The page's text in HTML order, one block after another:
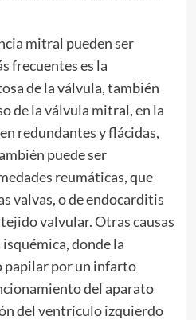
mitral pueden ser
frecuentes es la
de la válvula, también
de la válvula mitral, en la
redundantes y flácidas,
puede ser
reumáticas, que
valvas, o de endocarditis
valvular. Otras causas
donde la
papilar por un infarto
del aparato
del ventrículo izquierdo